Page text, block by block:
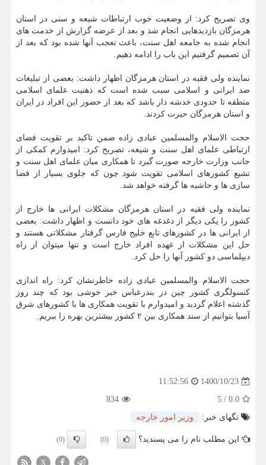
وی تصریح کرد: از وضعیت خوب ارتباطات شیعه و سنی در استان
هرمزگان بازدیدهایی انجام شد و بعد از عرضه گزارش از خدمت های
انجام شده به جامعه اهل سنت، باعث تعجب آنها شده بود که بعد از
آن تصمیم گرفتیم این باب را ادامه دهیم.
نماینده ولی فقیه در استان هرمزگان اظهار داشت: بعضی از تبلیغات
ضد ایرانی و اسلامی سبب شده است که ذهنیت علمای اسلامی
منطقه تا حدودی خدشه دار باشد که بعد از حضور این افراد در ایران
و استان هرمزگان حیرت کردند.
حجت الاسلام والمسلمین عبادی زاده ضمن تاکید بر تقویت فضای
ارتباطی علمای اهل سنت و شیعه، تصریح کرد: امیدوارم کمکی از
جانب وزارت خارجه صورت گیرد تا همکاری میان علمای اهل سنت و
تشیع کشورهای اسلامی تقویت شود چون که جلوی بسیار از فضا
سازی ها و حاشیه ها گرفته خواهد شد.
نماینده ولی فقیه در استان هرمزگان مشکلات ایرانی ها خارج از
کشور را یکی دیگر از دغدغه های خود دانست و اظهار داشت: بعضی
از ایرانی ها در کشورهای تابع خلیج فارس گرفتار مشکلاتی هستند و
حل این مشکلات از عهده افراد خارج است و تنها میتوان از راه
دیپلماسی دو کشور آنها را حل کرد.
حجت الاسلام والمسلمین عبادی زاده خاطرنشان کرد: راه اندازی
کنسولگری کشور چین در بندرعباس خبر خوشی بود که چند روز
گذشته اعلام گردید و امیدوارم با تقویت همکاری ها با کشورهای شرق
آسیا بتوانیم از سند همکاری بین ۲ کشور بیشترین بهره را ببریم.
1400/10/23
11:52:56
0.0
/
5
834
تگهای خبر:
وزیر امور خارجه
این مطلب نام را می پسندید؟ (0)
(0)
X